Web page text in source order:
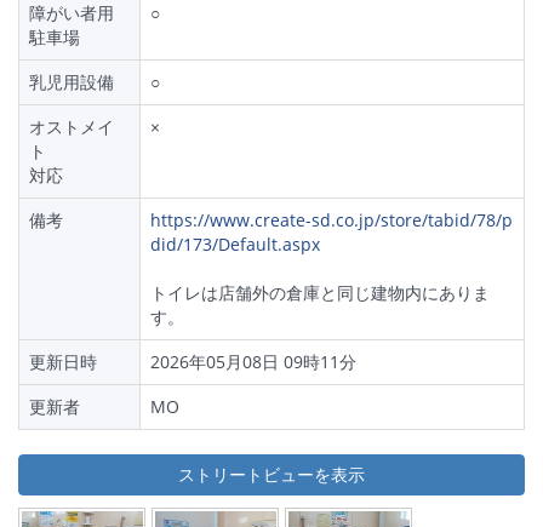
障がい者用
駐車場
○
乳児用設備
○
オストメイ
ト
対応
×
備考
https://www.create-sd.co.jp/store/tabid/78/p
did/173/Default.aspx
トイレは店舗外の倉庫と同じ建物内にありま
す。
更新日時
2026年05月08日 09時11分
更新者
MO
ストリートビューを表示